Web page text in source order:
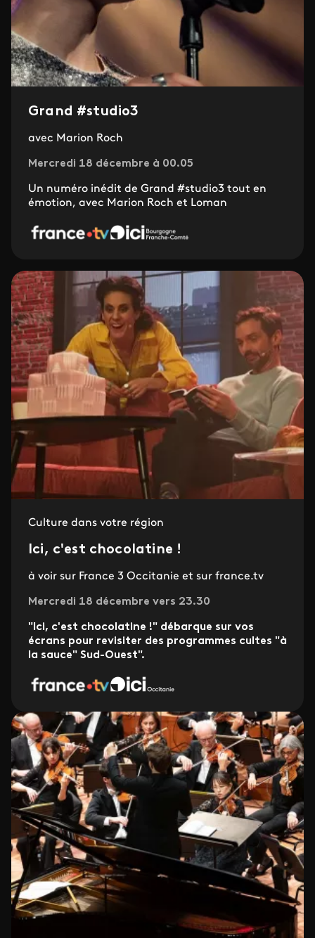
Grand #studio3
avec Marion Roch
Mercredi 18 décembre à 00.05
Un numéro inédit de Grand #studio3 tout en
émotion, avec Marion Roch et Loman
Culture dans votre région
Ici, c'est chocolatine !
à voir sur France 3 Occitanie et sur france.tv
Mercredi 18 décembre vers 23.30
"Ici, c'est chocolatine !" débarque sur vos
écrans pour revisiter des programmes cultes "à
la sauce" Sud-Ouest".